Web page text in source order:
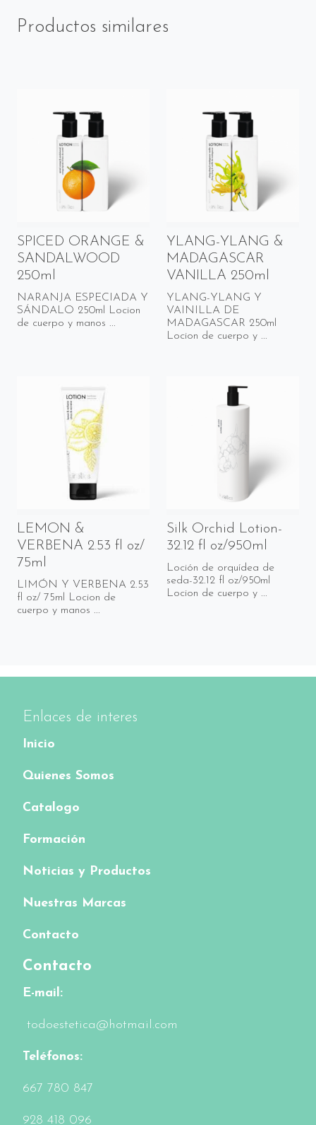
Productos similares
SPICED ORANGE &
SANDALWOOD
250ml
NARANJA ESPECIADA Y
SÁNDALO 250ml Locion
de cuerpo y manos ...
YLANG-YLANG &
MADAGASCAR
VANILLA 250ml
YLANG-YLANG Y
VAINILLA DE
MADAGASCAR 250ml
Locion de cuerpo y ...
LEMON &
VERBENA 2.53 fl oz/
75ml
LIMÓN Y VERBENA 2.53
fl oz/ 75ml Locion de
cuerpo y manos ...
Silk Orchid Lotion-
32.12 fl oz/950ml
Loción de orquídea de
seda-32.12 fl oz/950ml
Locion de cuerpo y ...
Enlaces de interes
Inicio
Quienes Somos
Catalogo
Formación
Noticias y Productos
Nuestras Marcas
Contacto
Contacto
E-mail:
todoestetica@hotmail.com
Teléfonos:
667 780 847
928 418 096